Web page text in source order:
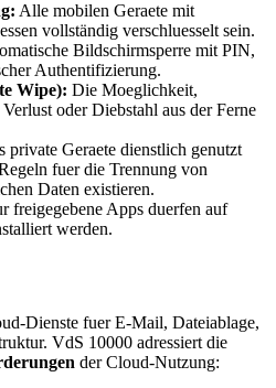
Alle mobilen Geraete mit
vollständig verschluesselt sein.
Bildschirmsperre mit PIN,
Authentifizierung.
Wipe): Die Moeglichkeit,
oder Diebstahl aus der Ferne
private Geraete dienstlich genutzt
fuer die Trennung von
Daten existieren.
freigegebene Apps duerfen auf
werden.
Dienste fuer E-Mail, Dateiablage,
VdS 10000 adressiert die
der Cloud-Nutzung: